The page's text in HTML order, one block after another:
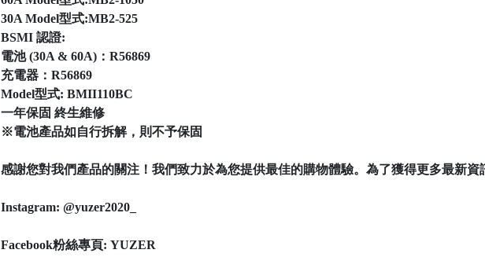
30A Model型式:MB2-525
BSMI 認證:
電池 (30A & 60A)：R56869
充電器：R56869
Model型式: BMII110BC
一年保固 終生維修
※電池產品如自行拆解，則不予保固
感謝您對我們產品的關注！我們致力於為您提供最佳的購物體驗。為了獲得更多最新資
Instagram: @yuzer2020_
Facebook粉絲專頁: YUZER